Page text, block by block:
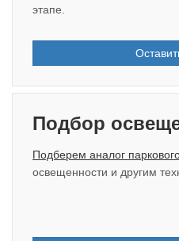
этапе.
Подбор
Подберем аналог
освещенности и другим